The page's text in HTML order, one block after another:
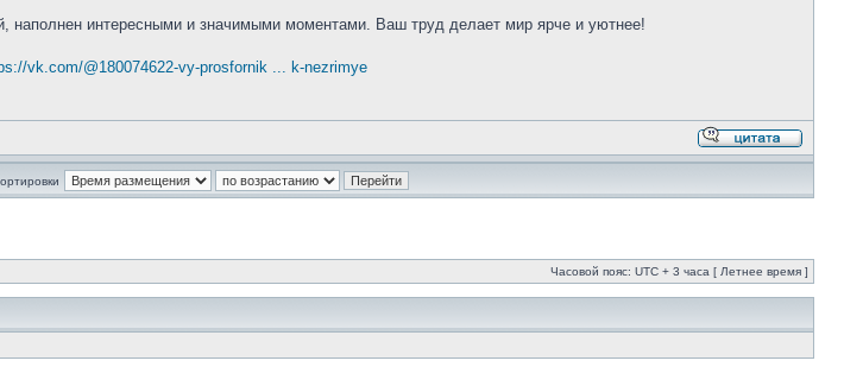
наполнен интересными и значимыми моментами. Ваш труд делает мир ярче и уютнее!
vk.com/@180074622-vy-prosfornik ... k-nezrimye
Часовой пояс: UTC + 3 часа [ Летнее время ]